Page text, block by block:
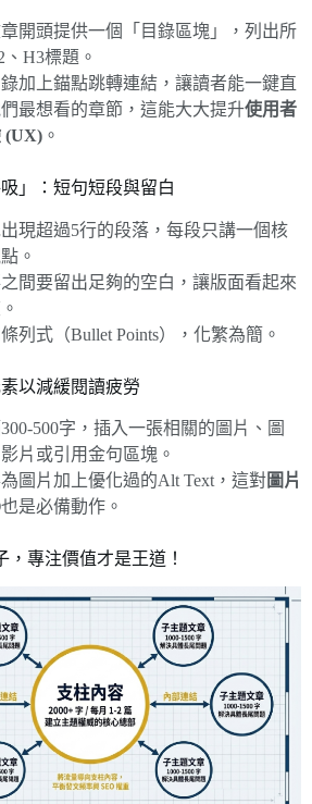
開頭提供一個「目錄區塊」，列出所
、H3標題。
加上錨點跳轉連結，讓讀者能一鍵直
最想看的章節，這能大大提升使用者
(UX) 。
」：短句短段與留白
現超過5行的段落，每段只講一個核
。
間要留出足夠的空白，讓版面看起來
列式（Bullet Points），化繁為簡。
以減緩閱讀疲勞
500字，插入一張相關的圖片、圖
片或引用金句區塊。
圖片加上優化過的Alt Text，這對圖片
也是必備動作。
專注價值才是王道！